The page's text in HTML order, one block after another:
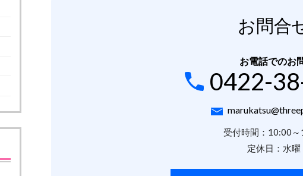
お問合
お電話でのお
0422-
受付時間：10:00
定休日：水曜